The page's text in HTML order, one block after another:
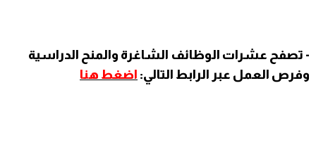
- تصفح عشرات الوظائف الشاغرة والمنح الدراسية
وفرص العمل عبر الرابط التالي: اضغط هنا